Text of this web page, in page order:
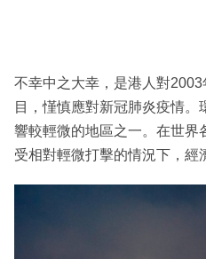
不幸中之大幸，是港人對
目，慬慎應對新冠肺炎疫情
響較輕微的地區之一。在世界
受相對輕微打擊的情況下，經